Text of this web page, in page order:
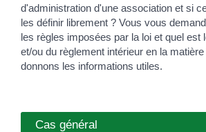
d'administration d'une association et si
les définir librement ? Vous vous
les règles imposées par la loi et quel est
et/ou du règlement intérieur en la
donnons les informations utiles.
Cas général